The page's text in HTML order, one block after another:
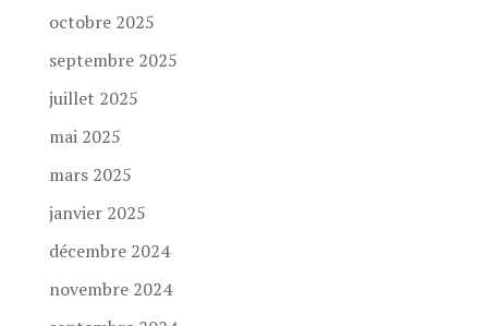
octobre 2025
septembre 2025
juillet 2025
mai 2025
mars 2025
janvier 2025
décembre 2024
novembre 2024